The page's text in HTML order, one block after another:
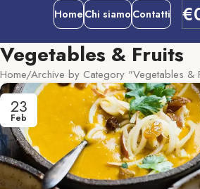
€
Home Chi siamo Contatti
Vegetables & Fruits
Home Archive by Category "Vegetables &
23
Feb